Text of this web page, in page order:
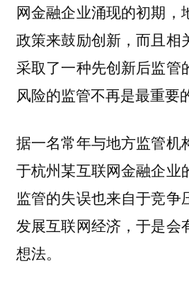
网金融企业涌现的初期，
政策来鼓励创新，而且相
采取了一种先创新后监管
风险的监管不再是最重要
据一名常年与地方监管机
于杭州某互联网金融企业
监管的失误也来自于竞争
发展互联网经济，于是会
想法。